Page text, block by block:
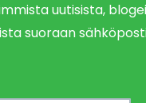
uutisista,
suoraan